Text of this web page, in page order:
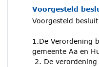
Voorgesteld
Voorgesteld
1.De Verordening
gemeente Aa en
2. De